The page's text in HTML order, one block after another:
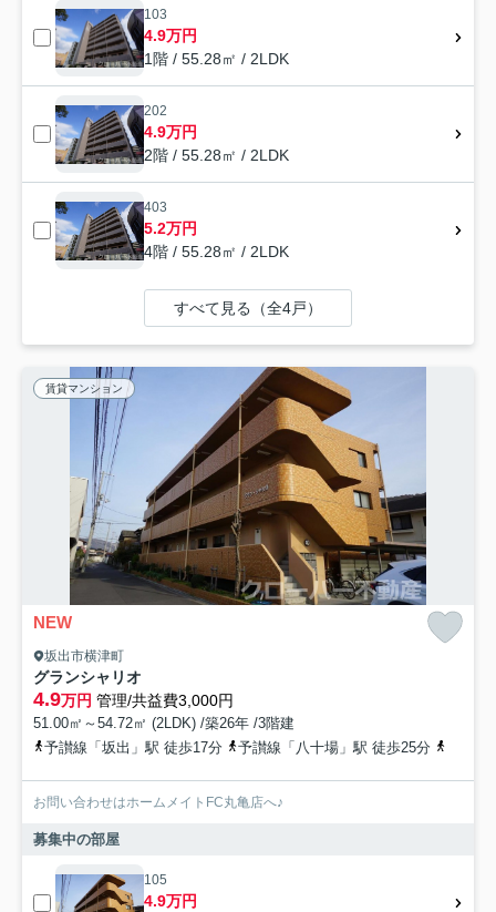
103
4.9万円
1階 / 55.28㎡ / 2LDK
202
4.9万円
2階 / 55.28㎡ / 2LDK
403
5.2万円
4階 / 55.28㎡ / 2LDK
すべて見る（全4戸）
賃貸マンション
NEW
坂出市横津町
グランシャリオ
4.9万円 管理/共益費3,000円
51.00㎡～54.72㎡ (2LDK) /築26年 /3階建
予讃線「坂出」駅 徒歩17分
予讃線「八十場」駅 徒歩25分
お問い合わせはホームメイトFC丸亀店へ♪
募集中の部屋
105
4.9万円